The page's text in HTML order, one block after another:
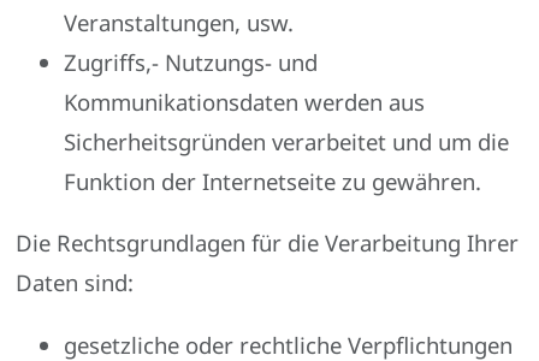
Veranstaltungen, usw.
Zugriffs,- Nutzungs- und
Kommunikationsdaten werden aus
Sicherheitsgründen verarbeitet und um die
Funktion der Internetseite zu gewähren.
Die Rechtsgrundlagen für die Verarbeitung Ihrer
Daten sind:
gesetzliche oder rechtliche Verpflichtungen